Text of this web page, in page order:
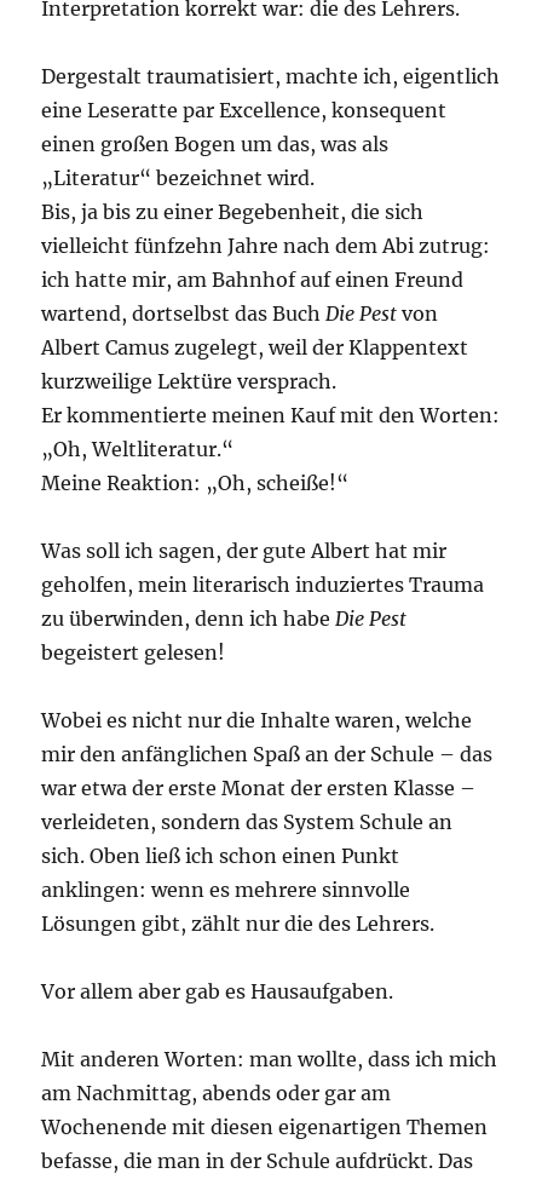
Interpretation korrekt war: die des Lehrers.
Dergestalt traumatisiert, machte ich, eigentlich
eine Leseratte par Excellence, konsequent
einen großen Bogen um das, was als
„Literatur“ bezeichnet wird.
Bis, ja bis zu einer Begebenheit, die sich
vielleicht fünfzehn Jahre nach dem Abi zutrug:
ich hatte mir, am Bahnhof auf einen Freund
wartend, dortselbst das BuchDie Pest von
Albert Camus zugelegt, weil der Klappentext
kurzweilige Lektüre versprach.
Er kommentierte meinen Kauf mit den Worten:
„Oh, Weltliteratur.“
Meine Reaktion: „Oh, scheiße!“
Was soll ich sagen, der gute Albert hat mir
geholfen, mein literarisch induziertes Trauma
zu überwinden, denn ich habeDie Pest
begeistert gelesen!
Wobei es nicht nur die Inhalte waren, welche
mir den anfänglichen Spaß an der Schule – das
war etwa der erste Monat der ersten Klasse –
verleideten, sondern das System Schule an
sich. Oben ließ ich schon einen Punkt
anklingen: wenn es mehrere sinnvolle
Lösungen gibt, zählt nur die des Lehrers.
Vor allem aber gab es Hausaufgaben.
Mit anderen Worten: man wollte, dass ich mich
am Nachmittag, abends oder gar am
Wochenende mit diesen eigenartigen Themen
befasse, die man in der Schule aufdrückt. Das